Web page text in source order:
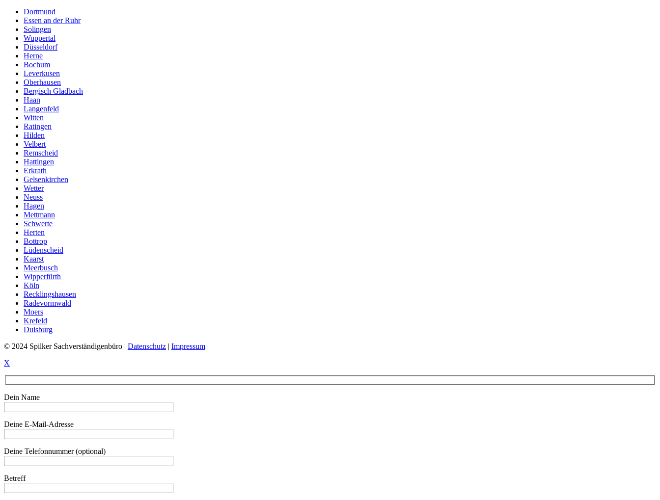
Dortmund
Essen an der Ruhr
Solingen
Wuppertal
Düsseldorf
Herne
Bochum
Leverkusen
Oberhausen
Bergisch Gladbach
Haan
Langenfeld
Witten
Ratingen
Hilden
Velbert
Remscheid
Hattingen
Erkrath
Gelsenkirchen
Wetter
Neuss
Hagen
Mettmann
Schwerte
Herten
Bottrop
Lüdenscheid
Kaarst
Meerbusch
Wipperfürth
Köln
Recklingshausen
Radevormwald
Moers
Krefeld
Duisburg
© 2024 Spilker Sachverständigenbüro | Datenschutz | Impressum
X
Dein Name
Deine E-Mail-Adresse
Deine Telefonnummer (optional)
Betreff